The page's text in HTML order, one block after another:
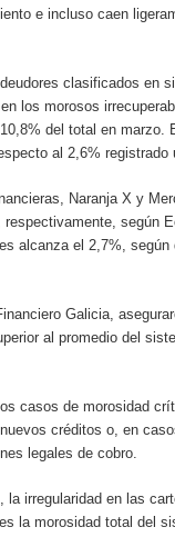
e incluso caen
clasificados en
los morosos
del total en
al 2,6% registrado
Naranja X y
según
alcanza el 2,7%,
Galicia,
al promedio del
casos de morosidad
créditos o, en
legales de cobro.
irregularidad en las
la morosidad total del